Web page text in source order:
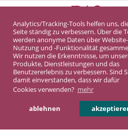
Analytics/Tracking-Tools helfen uns,
Seite ständig zu verbessern. Über die
werden anonyme Daten über Website-
Nutzung und -Funktionalität
Wir nutzen die Erkenntnisse, um
Produkte, Dienstleistungen und das
Benutzererlebnis zu verbessern. Sind
damit einverstanden, dass wir dafür
Cookies verwenden? mehr
ablehnen
Ferienimmobilie
DASINVEST Service
Ferienimmobilie
Großenbrode